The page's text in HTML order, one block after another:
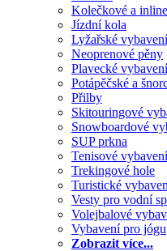
Kolečkové a
Jízdní kola
Lyžařské vybavení
Neoprenové pěny
Plavecké vybavení
Potápěčské a
Přilby
Skitouringové
Snowboardové
SUP prkna
Tenisové vybavení
Trekingové hole
Turistické
Vesty pro vodní
Volejbalové
Vybavení pro jógu
Zobrazit více...